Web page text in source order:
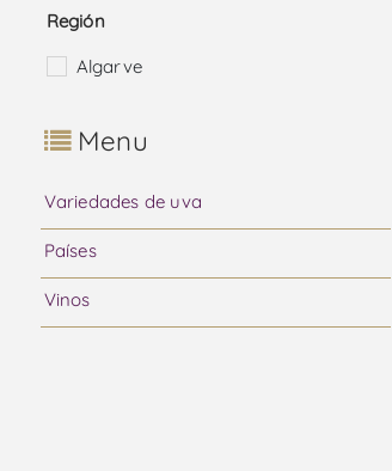
Región
Algarve
Menu
Variedades de uva
Países
Vinos